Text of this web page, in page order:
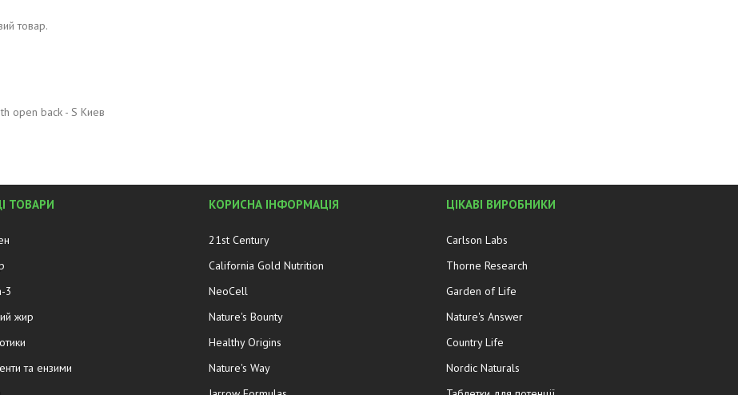
товар.
open back - S Киев
ТОВАРИ
3
жир
та ензими
КОРИСНА ІНФОРМАЦІЯ
21st Century
California Gold Nutrition
NeoCell
Nature's Bounty
Healthy Origins
Nature's Way
ЦІКАВІ ВИРОБНИКИ
Carlson Labs
Thorne Research
Garden of Life
Nature's Answer
Country Life
Nordic Naturals